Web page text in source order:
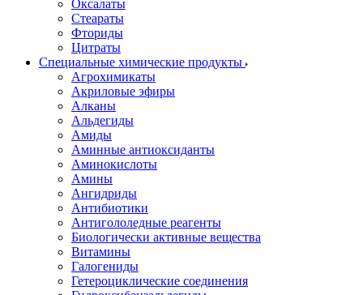
Оксалаты
Стеараты
Фториды
Цитраты
Специальные химические продукты
Агрохимикаты
Акриловые эфиры
Алканы
Альдегиды
Амиды
Аминные антиоксиданты
Аминокислоты
Амины
Ангидриды
Антибиотики
Антигололедные реагенты
Биологически активные вещества
Витамины
Галогениды
Гетероциклические соединения